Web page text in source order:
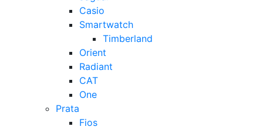
Casio
Smartwatch
Timberland
Orient
Radiant
CAT
One
Prata
Fios